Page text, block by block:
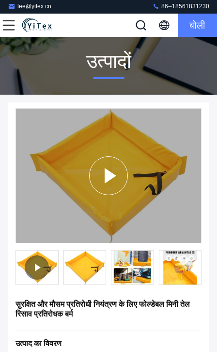
lee@yitex.cn 86--18561831230
बोली
उत्पादों
सुरक्षित और मौसम प्रतिरोधी नियंत्रण के लिए फोल्डेबल मिनी तेल
रिसाव प्रतिरोधक बर्म
उत्पाद का विवरण